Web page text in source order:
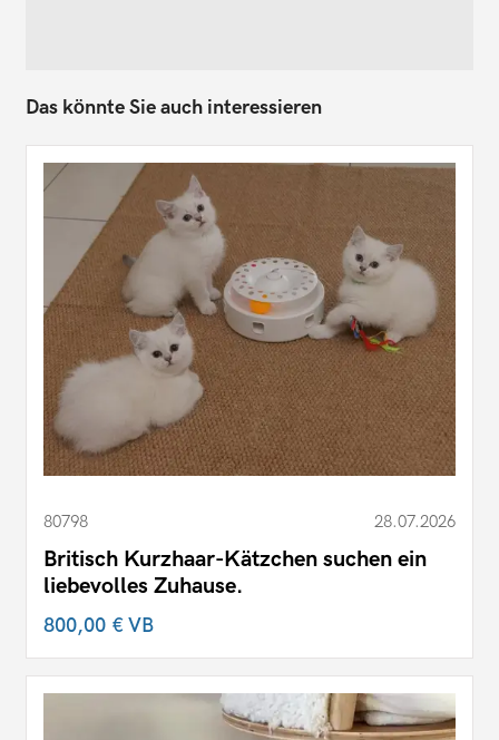
Das könnte Sie auch interessieren
80798 28.07.2026
Britisch Kurzhaar-Kätzchen suchen ein
liebevolles Zuhause.
800,00 €VB